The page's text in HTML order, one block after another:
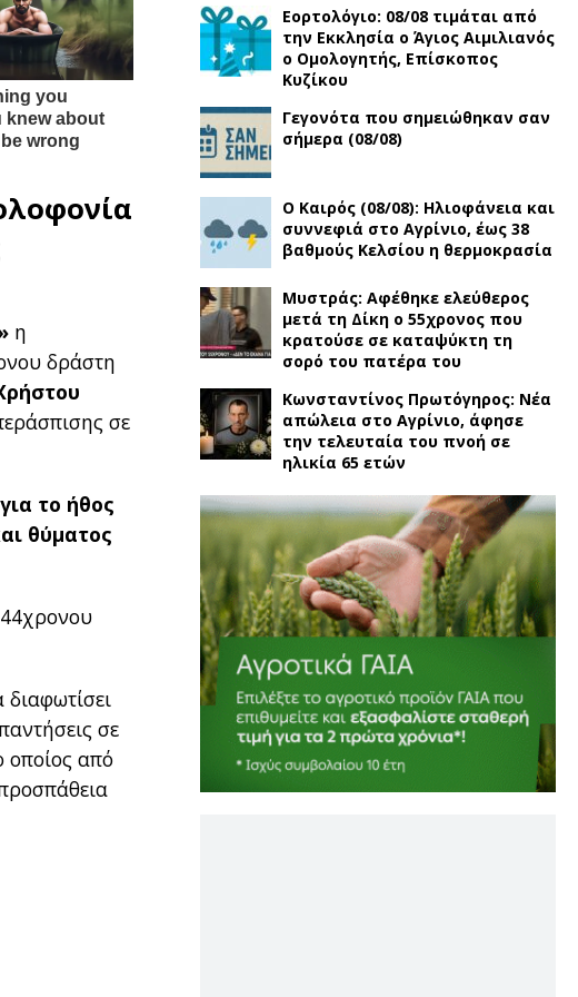
η
δράστη
σε
το ήθος
θύματος
διαφωτίσει
σε
οποίος από
Εορτολόγιο: 08/08 τιμάται από
την Εκκλησία ο Άγιος Αιμιλιανός
ο Ομολογητής, Eπίσκοπος
Κυζίκου
Γεγονότα που σημειώθηκαν σαν
σήμερα (08/08)
Ο Καιρός (08/08): Ηλιοφάνεια και
συννεφιά στο Αγρίνιο, έως 38
βαθμούς Κελσίου η θερμοκρασία
Μυστράς: Αφέθηκε ελεύθερος
μετά τη Δίκη ο 55χρονος που
κρατούσε σε καταψύκτη τη
σορό του πατέρα του
Κωνσταντίνος Πρωτόγηρος: Νέα
απώλεια στο Αγρίνιο, άφησε
την τελευταία του πνοή σε
ηλικία 65 ετών